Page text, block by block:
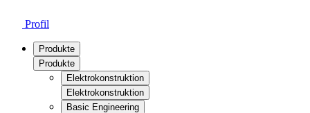
Profil
Produkte
Produkte
Elektrokonstruktion
Elektrokonstruktion
Basic Engineering